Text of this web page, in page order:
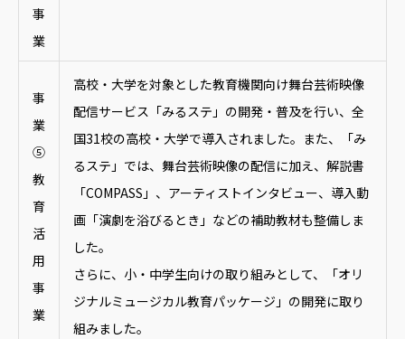
事
業
事
業
⑤
教
育
活
用
事
業
高校・大学を対象とした教育機関向け舞台芸術映像
配信サービス「みるステ」の開発・普及を行い、全
国31校の高校・大学で導入されました。また、「み
るステ」では、舞台芸術映像の配信に加え、解説書
「COMPASS」、アーティストインタビュー、導入動
画「演劇を浴びるとき」などの補助教材も整備しま
した。
さらに、小・中学生向けの取り組みとして、「オリ
ジナルミュージカル教育パッケージ」の開発に取り
組みました。